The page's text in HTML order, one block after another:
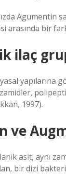
Agumentin
arasında bir
ilaç
yapılarına
1997).
ve
asit, aynı
bir dizi